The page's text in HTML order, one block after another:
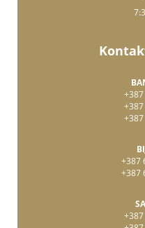
+387
+387